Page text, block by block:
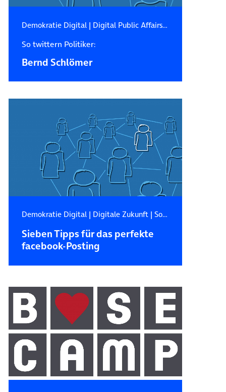
Demokratie Digital| Digital Public Affairs|
So twittern Politiker:
Bernd Schlömer
Demokratie Digital| Digitale Zukunft| Social Media
Sieben Tipps für das perfekte
facebook-Posting